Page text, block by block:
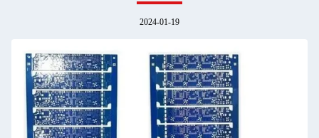
2024-01-19